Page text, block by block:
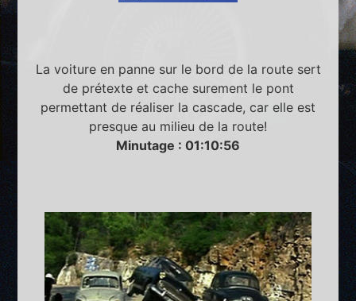
La voiture en panne sur le bord de la route sert
de prétexte et cache surement le pont
permettant de réaliser la cascade, car elle est
presque au milieu de la route!
Minutage : 01:10:56